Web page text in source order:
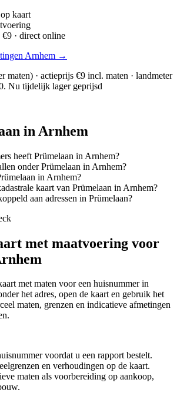
kaart
· direct online
Arnhem →
maten) · actieprijs €9 incl. maten · landmeter
Nu tijdelijk lager geprijsd
in Arnhem
heeft Prümelaan in Arnhem?
onder Prümelaan in Arnhem?
in Arnhem?
kaart van Prümelaan in Arnhem?
aan adressen in Prümelaan?
met maatvoering voor
met maten voor een huisnummer in
het adres, open de kaart en gebruik het
maten, grenzen en indicatieve afmetingen
voordat u een rapport bestelt.
en verhoudingen op de kaart.
maten als voorbereiding op aankoop,